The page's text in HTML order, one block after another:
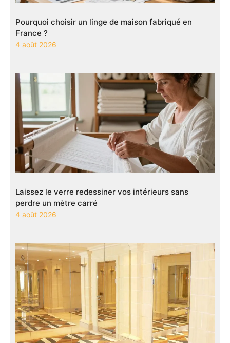
Pourquoi choisir un linge de maison fabriqué en
France ?
4 août 2026
Laissez le verre redessiner vos intérieurs sans
perdre un mètre carré
4 août 2026